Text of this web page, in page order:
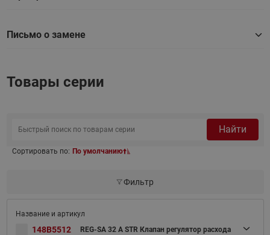
Письмо о замене
Товары серии
Найти
Сортировать по: По умолчанию
Фильтр
148B5512 REG-SA 32 A STR Клапан регулятор расхода